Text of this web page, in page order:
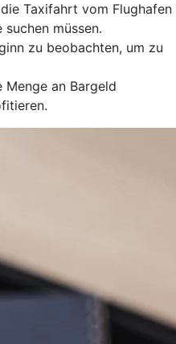
Taxifahrt vom Flughafen
müssen.
zu beobachten, um zu
an Bargeld